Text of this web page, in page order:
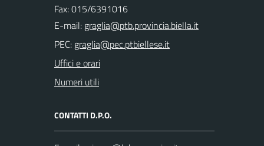
Fax: 015/6391016
E-mail:
PEC:
Uffici e orari
Numeri utili
CONTATTI D.P.O.